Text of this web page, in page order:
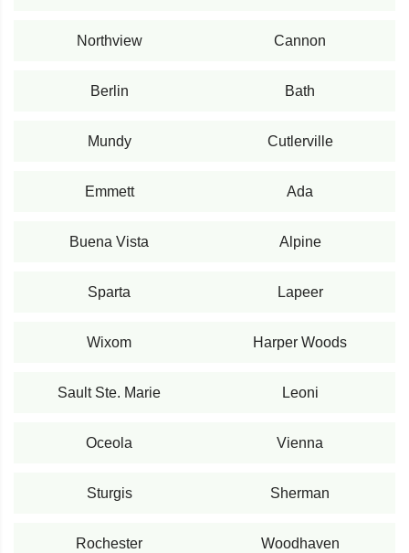
Northview Cannon
Berlin Bath
Mundy Cutlerville
Emmett Ada
Buena Vista Alpine
Sparta Lapeer
Wixom Harper Woods
Sault Ste. Marie Leoni
Oceola Vienna
Sturgis Sherman
Rochester Woodhaven